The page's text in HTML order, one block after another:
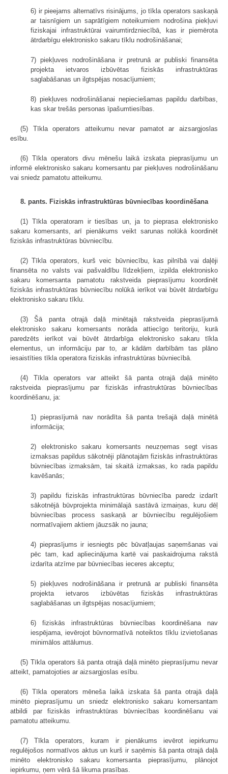
6) ir pieejams alternatīvs risinājums, jo tīkla operators saskaņā
ar taisnīgiem un saprātīgiem noteikumiem nodrošina piekļuvi
fiziskajai infrastruktūrai vairumtirdzniecībā, kas ir piemērota
ātrdarbīgu elektronisko sakaru tīklu nodrošināšanai;
7) piekļuves nodrošināšana ir pretrunā ar publiski finansēta
projekta ietvaros izbūvētas fiziskās infrastruktūras
saglabāšanas un ilgtspējas nosacījumiem;
8) piekļuves nodrošināšanai nepieciešamas papildu darbības,
kas skar trešās personas īpašumtiesības.
(5) Tīkla operators atteikumu nevar pamatot ar aizsargjoslas
esību.
(6) Tīkla operators divu mēnešu laikā izskata pieprasījumu un
informē elektronisko sakaru komersantu par piekļuves nodrošināšanu
vai sniedz pamatotu atteikumu.
8. pants. Fiziskās infrastruktūras būvniecības koordinēšana
(1) Tīkla operatoram ir tiesības un, ja to pieprasa elektronisko
sakaru komersants, arī pienākums veikt sarunas nolūkā koordinēt
fiziskās infrastruktūras būvniecību.
(2) Tīkla operators, kurš veic būvniecību, kas pilnībā vai daļēji
finansēta no valsts vai pašvaldību līdzekļiem, izpilda elektronisko
sakaru komersanta pamatotu rakstveida pieprasījumu koordinēt
fiziskās infrastruktūras būvniecību nolūkā ierīkot vai būvēt ātrdarbīgu
elektronisko sakaru tīklu.
(3) Šā panta otrajā daļā minētajā rakstveida pieprasījumā
elektronisko sakaru komersants norāda attiecīgo teritoriju, kurā
paredzēts ierīkot vai būvēt ātrdarbīga elektronisko sakaru tīkla
elementus, un informāciju par to, ar kādām darbībām tas plāno
iesaistīties tīkla operatora fiziskās infrastruktūras būvniecībā.
(4) Tīkla operators var atteikt šā panta otrajā daļā minēto
rakstveida pieprasījumu par fiziskās infrastruktūras būvniecības
koordinēšanu, ja:
1) pieprasījumā nav norādīta šā panta trešajā daļā minētā
informācija;
2) elektronisko sakaru komersants neuzņemas segt visas
izmaksas papildus sākotnēji plānotajām fiziskās infrastruktūras
būvniecības izmaksām, tai skaitā izmaksas, ko rada papildu
kavēšanās;
3) papildu fiziskās infrastruktūras būvniecība paredz izdarīt
sākotnējā būvprojekta minimālajā sastāvā izmaiņas, kuru dēļ
būvniecības process saskaņā ar būvniecību regulējošiem
normatīvajiem aktiem jāuzsāk no jauna;
4) pieprasījums ir iesniegts pēc būvatļaujas saņemšanas vai
pēc tam, kad apliecinājuma kartē vai paskaidrojuma rakstā
izdarīta atzīme par būvniecības ieceres akceptu;
5) piekļuves nodrošināšana ir pretrunā ar publiski finansēta
projekta ietvaros izbūvētas fiziskās infrastruktūras
saglabāšanas un ilgtspējas nosacījumiem;
6) fiziskās infrastruktūras būvniecības koordinēšana nav
iespējama, ievērojot būvnormatīvā noteiktos tīklu izvietošanas
minimālos attālumus.
(5) Tīkla operators šā panta otrajā daļā minēto pieprasījumu nevar
atteikt, pamatojoties ar aizsargjoslas esību.
(6) Tīkla operators mēneša laikā izskata šā panta otrajā daļā
minēto pieprasījumu un sniedz elektronisko sakaru komersantam
atbildi par fiziskās infrastruktūras būvniecības koordinēšanu vai
pamatotu atteikumu.
(7) Tīkla operators, kuram ir pienākums ievērot iepirkumu
regulējošos normatīvos aktus un kurš ir saņēmis šā panta otrajā daļā
minēto elektronisko sakaru komersanta pieprasījumu, plānojot
iepirkumu, ņem vērā šā likuma prasības.